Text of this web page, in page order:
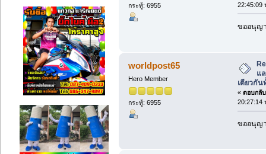
กระทู้: 6955
22:45:09
ขออนุญ
worldpost65
Hero Member
กระทู้: 6955
แ
เดียวกัน
« ตอบกลั
20:27:14
ขออนุญ